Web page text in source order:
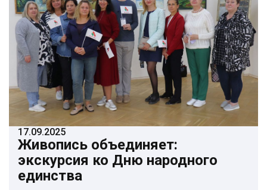
17.09.2025
Живопись объединяет:
экскурсия ко Дню народного
единства